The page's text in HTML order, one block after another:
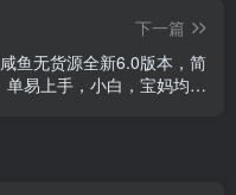
下一篇
咸鱼无货源全新6.0版本，简
单易上手，小白，宝妈均可